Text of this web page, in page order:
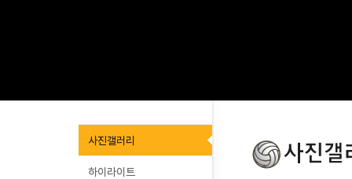
사진갤러리
하이라이트